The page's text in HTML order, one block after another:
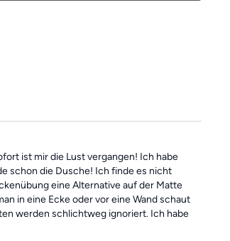
ist mir die Lust vergangen! Ich habe
schon die Dusche! Ich finde es nicht
eine Alternative auf der Matte
in eine Ecke oder vor eine Wand schaut
werden schlichtweg ignoriert. Ich habe